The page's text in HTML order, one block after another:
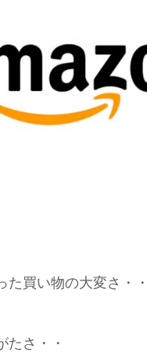
た買い物の大変さ・
たさ・・